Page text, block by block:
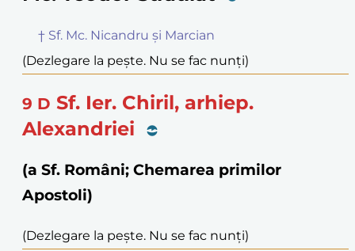
† Sf. Mc. Nicandru și Marcian
(Dezlegare la pește. Nu se fac nunți)
9 D Sf. Ier. Chiril, arhiep.
Alexandriei
(a Sf. Români; Chemarea primilor
Apostoli)
(Dezlegare la pește. Nu se fac nunți)